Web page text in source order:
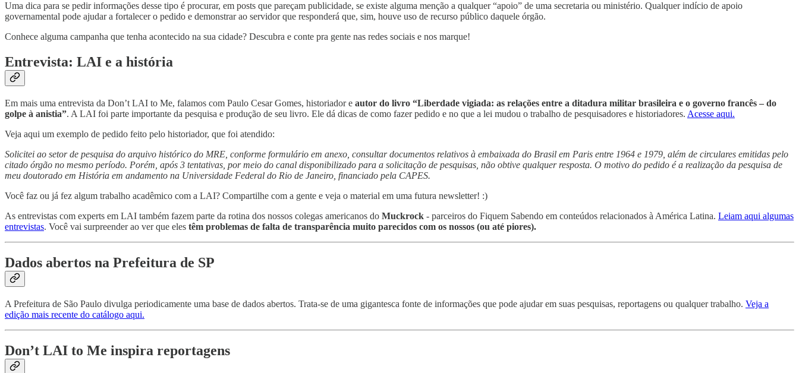
Uma dica para se pedir informações desse tipo é procurar, em posts que pareçam publicidade, se existe alguma menção a qualquer “apoio” de uma secretaria ou ministério. Qualquer indício de apoio
governamental pode ajudar a fortalecer o pedido e demonstrar ao servidor que responderá que, sim, houve uso de recurso público daquele órgão.
Conhece alguma campanha que tenha acontecido na sua cidade? Descubra e conte pra gente nas redes sociais e nos marque!
Entrevista: LAI e a história
Em mais uma entrevista da Don’t LAI to Me, falamos com Paulo Cesar Gomes, historiador e autor do livro “Liberdade vigiada: as relações entre a ditadura militar brasileira e o governo francês – do
golpe à anistia”. A LAI foi parte importante da pesquisa e produção de seu livro. Ele dá dicas de como fazer pedido e no que a lei mudou o trabalho de pesquisadores e historiadores. Acesse aqui.
Veja aqui um exemplo de pedido feito pelo historiador, que foi atendido:
Solicitei ao setor de pesquisa do arquivo histórico do MRE, conforme formulário em anexo, consultar documentos relativos à embaixada do Brasil em Paris entre 1964 e 1979, além de circulares emitidas pelo
citado órgão no mesmo período. Porém, após 3 tentativas, por meio do canal disponibilizado para a solicitação de pesquisas, não obtive qualquer resposta. O motivo do pedido é a realização da pesquisa de
meu doutorado em História em andamento na Universidade Federal do Rio de Janeiro, financiado pela CAPES.
Você faz ou já fez algum trabalho acadêmico com a LAI? Compartilhe com a gente e veja o material em uma futura newsletter! :)
As entrevistas com experts em LAI também fazem parte da rotina dos nossos colegas americanos do Muckrock - parceiros do Fiquem Sabendo em conteúdos relacionados à América Latina. Leiam aqui algumas
entrevistas. Você vai surpreender ao ver que eles têm problemas de falta de transparência muito parecidos com os nossos (ou até piores).
Dados abertos na Prefeitura de SP
A Prefeitura de São Paulo divulga periodicamente uma base de dados abertos. Trata-se de uma gigantesca fonte de informações que pode ajudar em suas pesquisas, reportagens ou qualquer trabalho. Veja a
edição mais recente do catálogo aqui.
Don’t LAI to Me inspira reportagens